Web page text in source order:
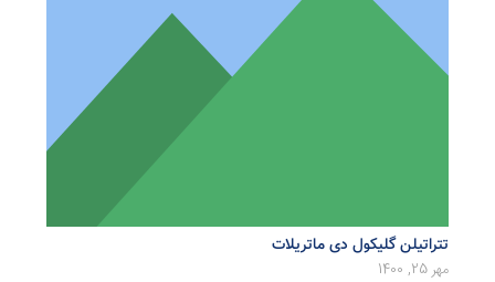
تتراتیلن گلیکول دی ماتریلات
مهر 25, 1400